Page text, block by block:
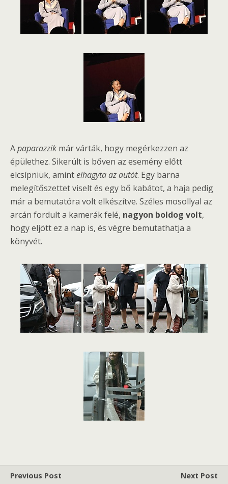
Apaparazzik már várták, hogy megérkezzen az
épülethez. Sikerült is bőven az esemény előtt
elcsípniük, amintelhagyta az autót. Egy barna
melegítőszettet viselt és egy bő kabátot, a haja pedig
már a bemutatóra volt elkészítve. Széles mosollyal az
arcán fordult a kamerák felé, nagyon boldog volt,
hogy eljött ez a nap is, és végre bemutathatja a
könyvét.
Previous Post
Next Post